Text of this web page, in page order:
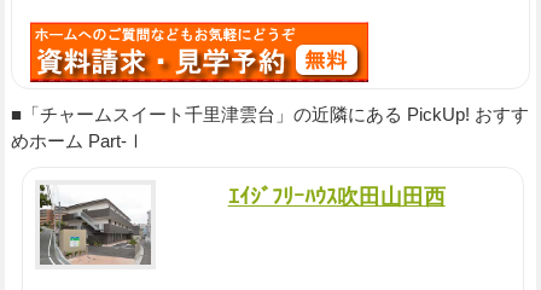
■「チャームスイート千里津雲台」の近隣にある PickUp! おすす
めホーム Part-Ⅰ
ｴｲｼﾞﾌﾘｰﾊｳｽ吹田山田西